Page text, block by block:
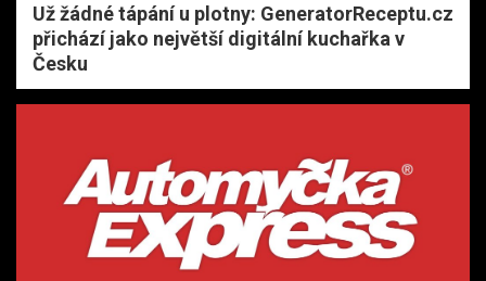
Už žádné tápání u plotny: GeneratorReceptu.cz
přichází jako největší digitální kuchařka v
Česku